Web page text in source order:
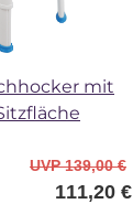
mit
UVP 139,00 €
111,20 €